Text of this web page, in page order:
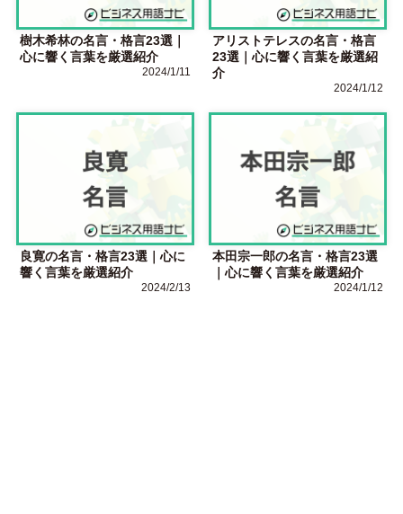
樹木希林の名言・格言23選｜
心に響く言葉を厳選紹介
2024/1/11
アリストテレスの名言・格言
23選｜心に響く言葉を厳選紹
介
2024/1/12
良寛の名言・格言23選｜心に
響く言葉を厳選紹介
2024/2/13
本田宗一郎の名言・格言23選
｜心に響く言葉を厳選紹介
2024/1/12